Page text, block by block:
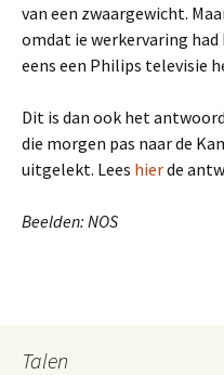
van een zwaargewicht.
omdat ie werkervaring had
eens een Philips televisie
Dit is dan ook het
die morgen pas naar de
uitgelekt. Lees hierde
Beelden: NOS
Talen